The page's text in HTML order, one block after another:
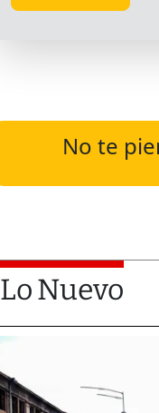
No te
Lo Nuevo